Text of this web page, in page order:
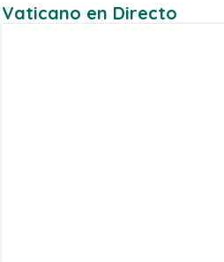
Vaticano en Directo